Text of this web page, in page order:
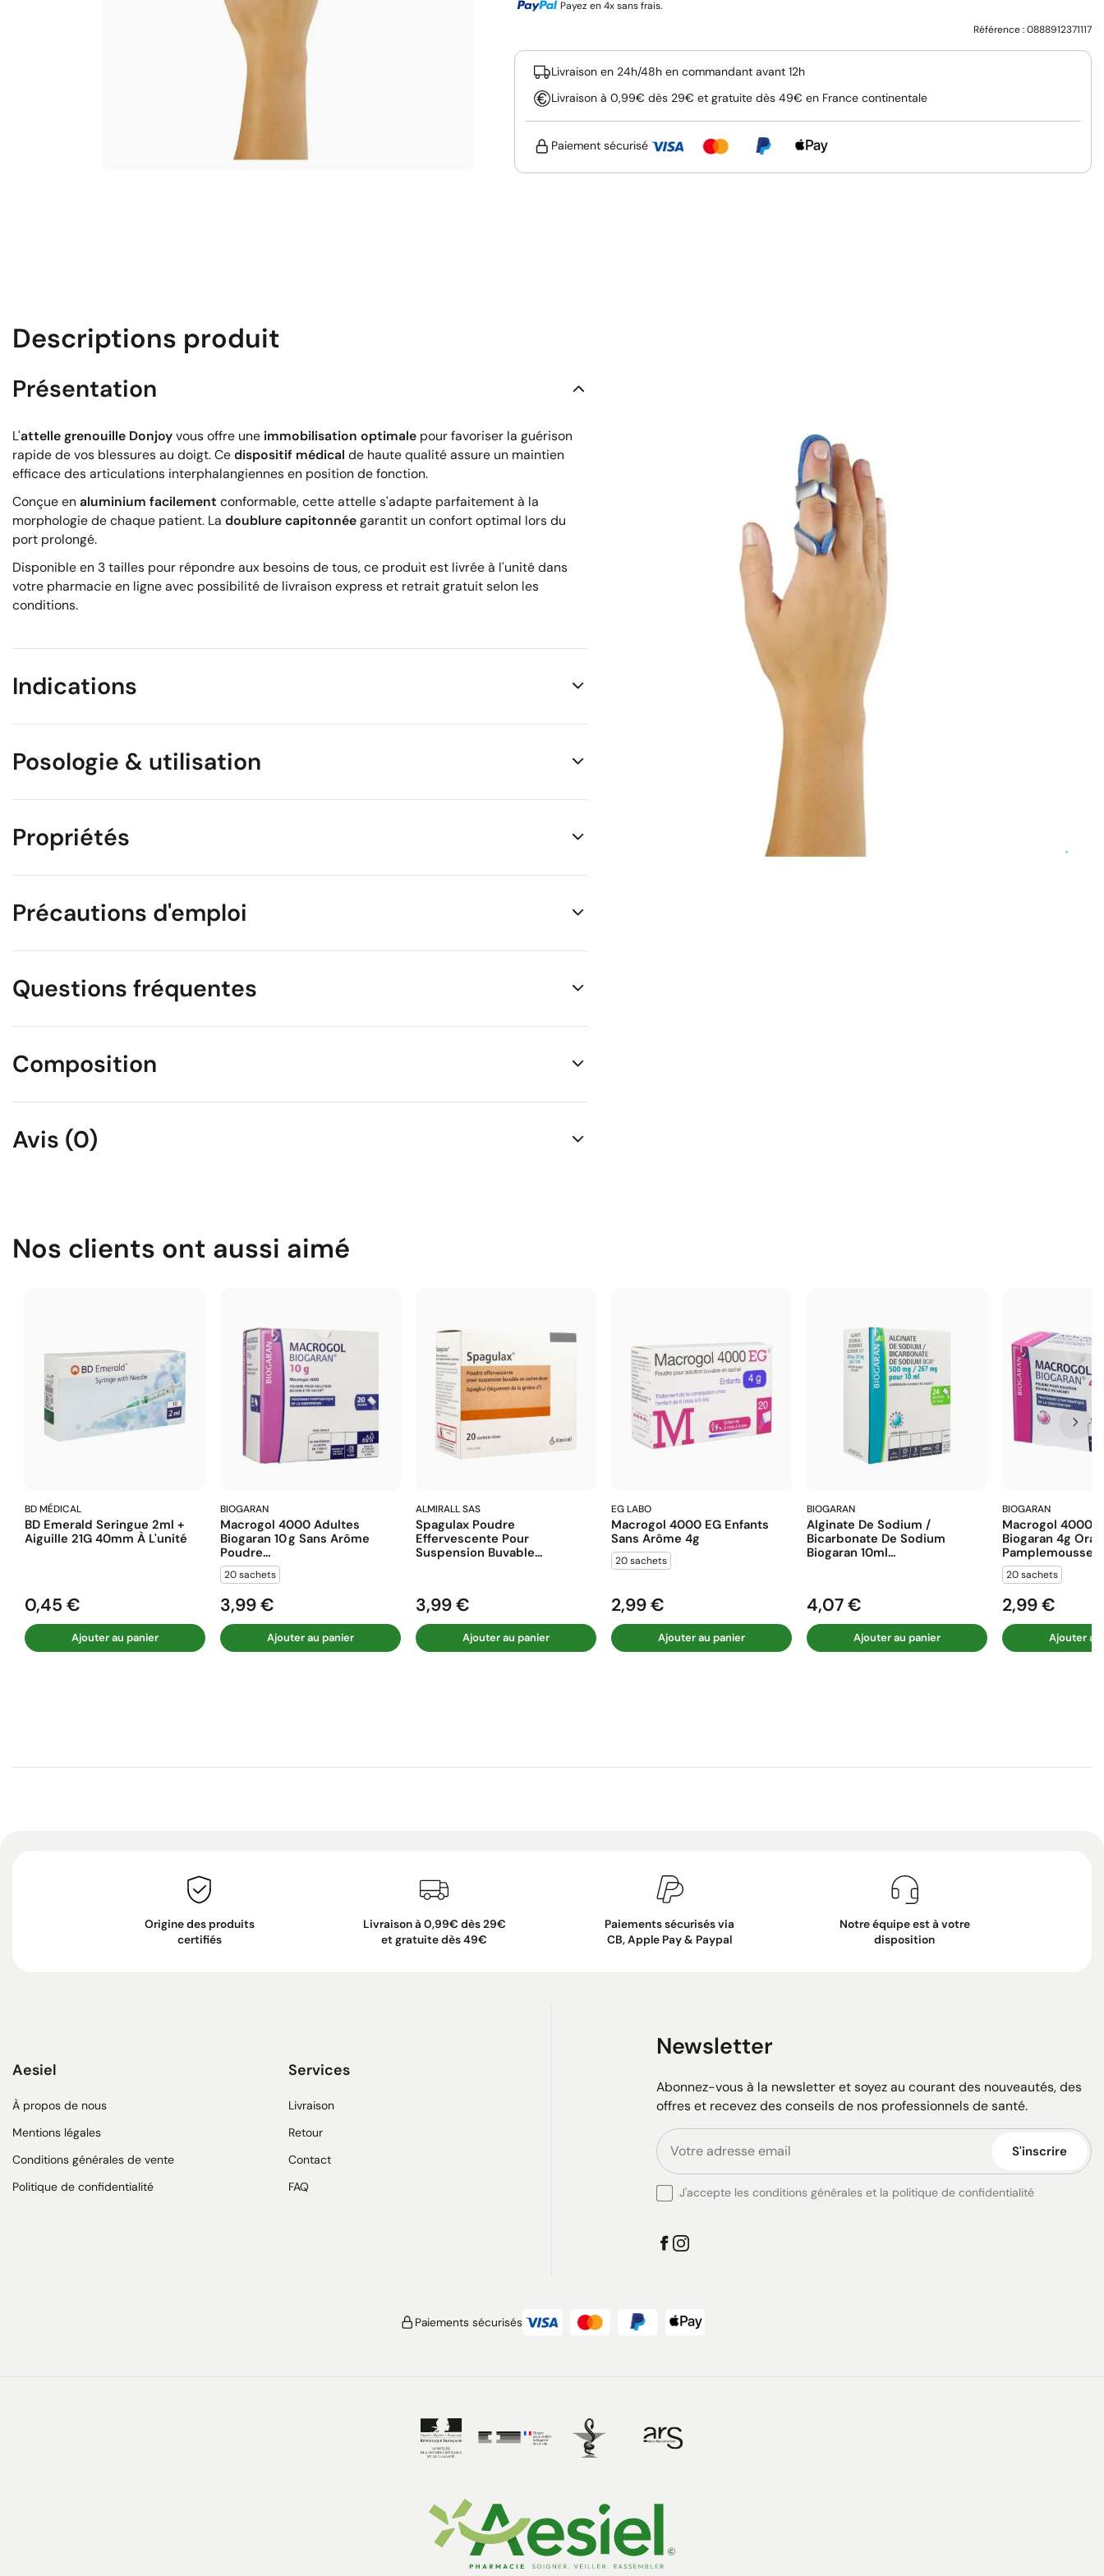
Payez en 4x sans frais.
Référence :0888912371117
Livraison en 24h/48h en commandant avant 12h
Livraison à 0,99€ dès 29€ et gratuite dès 49€ en France continentale
Paiement sécurisé
Descriptions produit
Présentation
L'attelle grenouille Donjoyvous offre une immobilisation optimale pour favoriser la guérison
rapide de vos blessures au doigt. Cedispositif médical de haute qualité assure un maintien
efficace des articulations interphalangiennes en position de fonction.
Conçue en aluminium facilement conformable, cette attelle s'adapte parfaitement à la
morphologie de chaque patient. La doublure capitonnéegarantit un confort optimal lors du
port prolongé.
Disponible en 3 tailles pour répondre aux besoins de tous, ce produit est livrée à l'unité dans
votre pharmacie en ligne avec possibilité de livraison express et retrait gratuit selon les
conditions.
Indications
Posologie & utilisation
Propriétés
Précautions d'emploi
Questions fréquentes
Composition
Avis (0)
Nos clients ont aussi aimé
BD MÉDICAL
BD Emerald Seringue 2ml +
Aiguille 21G 40mm À L'unité
Prix
0,45 €
Ajouter au panier
BIOGARAN
Macrogol 4000 Adultes
Biogaran 10 G Sans Arôme
Poudre...
20 sachets
Prix
3,99 €
Ajouter au panier
ALMIRALL SAS
Spagulax Poudre
Effervescente Pour
Suspension Buvable...
Prix
3,99 €
Ajouter au panier
EG LABO
Macrogol 4000 EG Enfants
Sans Arôme 4g
20 sachets
Prix
2,99 €
Ajouter au panier
BIOGARAN
Alginate De Sodium /
Bicarbonate De Sodium
Biogaran 10ml...
Prix
4,07 €
Ajouter au panier
BIOGARAN
Macrogol 4000
Biogaran 4g
Pamplemousse...
20 sachets
Prix
2,99 €
Ajouter au
Origine des produits
certifiés
Livraison à 0,99€ dès 29€
et gratuite dès 49€
Paiements sécurisés via
CB, Apple Pay & Paypal
Notre équipe est à votre
disposition
Aesiel
À propos de nous
Mentions légales
Conditions générales de vente
Politique de confidentialité
Services
Livraison
Retour
Contact
FAQ
Newsletter
Abonnez-vous à la newsletter et soyez au courant des nouveautés, des
offres et recevez des conseils de nos professionnels de santé.
S'inscrire
J'accepte les conditions générales et la politique de confidentialité
Paiements sécurisés